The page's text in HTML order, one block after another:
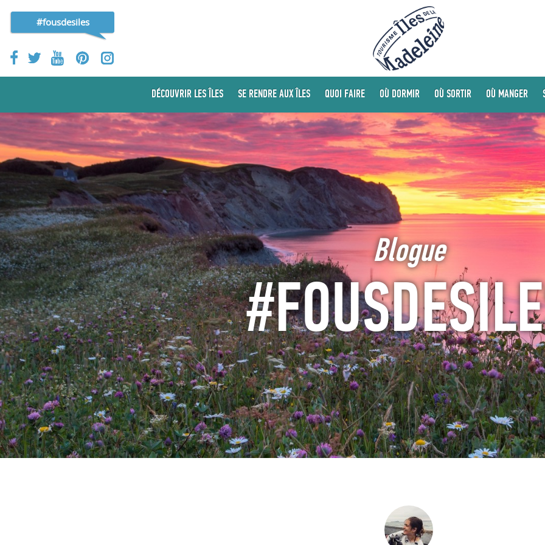
#fousdesiles
DÉCOUVRIR LES ÎLES SE RENDRE AUX ÎLES QUOI FAIRE OÙ DORMIR OÙ SORTIR OÙ MANGER
Blogue